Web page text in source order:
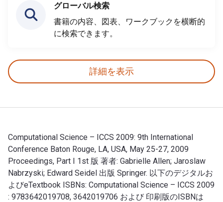
グローバル検索
書籍の内容、図表、ワークブックを横断的
に検索できます。
詳細を表示
Computational Science – ICCS 2009: 9th International
Conference Baton Rouge, LA, USA, May 25-27, 2009
Proceedings, Part I 1st 版 著者: Gabrielle Allen; ‎Jaroslaw
Nabrzyski; ‎Edward Seidel 出版 Springer. 以下のデジタルお
よびeTextbook ISBNs: Computational Science – ICCS 2009
: 9783642019708, 3642019706 および 印刷版のISBNは